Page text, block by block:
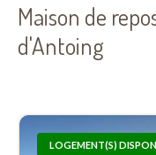
Maison de
d'Antoing
LOGEMENT(S)